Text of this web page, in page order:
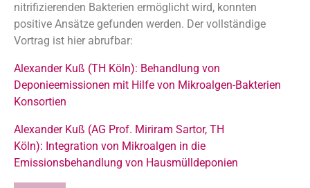
nitrifizierenden Bakterien ermöglicht wird, konnten
positive Ansätze gefunden werden. Der vollständige
Vortrag ist hier abrufbar:
Alexander Kuß (TH Köln): Behandlung von
Deponieemissionen mit Hilfe von Mikroalgen-Bakterien
Konsortien
Alexander Kuß (AG Prof. Miriram Sartor, TH
Köln): Integration von Mikroalgen in die
Emissionsbehandlung von Hausmülldeponien